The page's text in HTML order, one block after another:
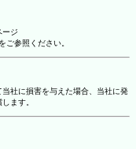
ージ
ご参照ください。
社に損害を与えた場合、当社に発
ます。